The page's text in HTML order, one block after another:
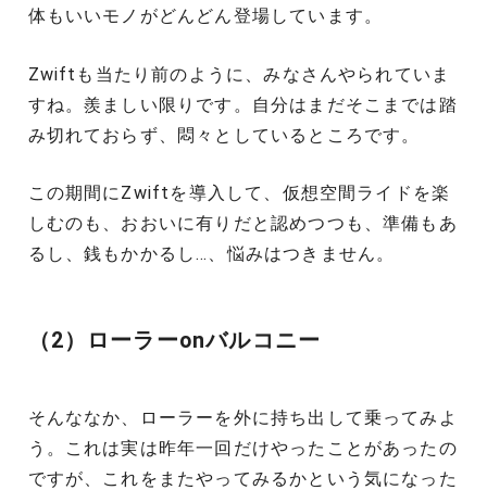
体もいいモノがどんどん登場しています。
Zwiftも当たり前のように、みなさんやられていま
すね。羨ましい限りです。自分はまだそこまでは踏
み切れておらず、悶々としているところです。
この期間にZwiftを導入して、仮想空間ライドを楽
しむのも、おおいに有りだと認めつつも、準備もあ
るし、銭もかかるし…、悩みはつきません。
（2）ローラーonバルコニー
そんななか、ローラーを外に持ち出して乗ってみよ
う。これは実は昨年一回だけやったことがあったの
ですが、これをまたやってみるかという気になった